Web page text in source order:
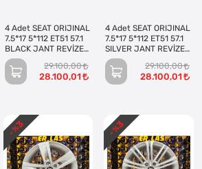
4 Adet SEAT ORIJINAL
7.5*17 5*112 ET51 57.1
BLACK JANT REVİZE
EDİLMİŞ (Takım)
29.100,00
28.100,01
4 Adet SEAT ORIJINAL
7.5*17 5*112 ET51 57.1
SILVER JANT REVİZE
EDİLMİŞ (Takım)
29.100,00
28.100,01
- %
3 - %
3